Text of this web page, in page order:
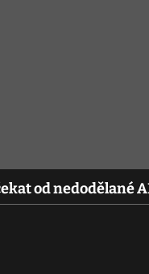
od nedodělané